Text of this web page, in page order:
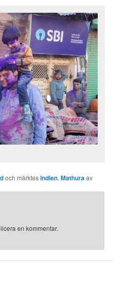
och märktesIndien,Mathuraav
en kommentar.